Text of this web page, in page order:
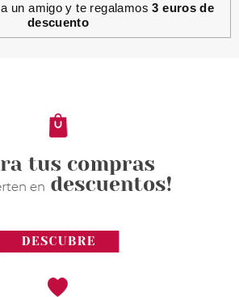
EUGENE PERMA
25.99€
a un amigo y te regalamos3 euros de
descuento